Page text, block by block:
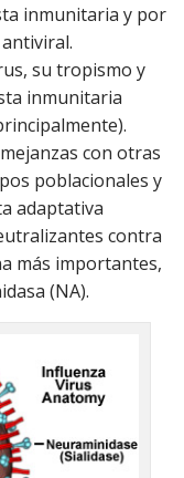
inmunitaria y por
su tropismo y
inmunitaria
con otras
poblacionales y
adaptativa
contra
más importantes,
(NA).